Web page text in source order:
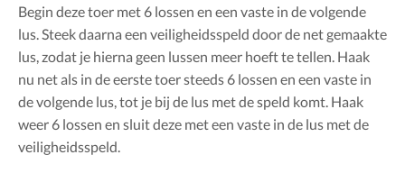
Begin deze toer met 6 lossen en een vaste in de volgende
lus. Steek daarna een veiligheidsspeld door de net gemaakte
lus, zodat je hierna geen lussen meer hoeft te tellen. Haak
nu net als in de eerste toer steeds 6 lossen en een vaste in
de volgende lus, tot je bij de lus met de speld komt. Haak
weer 6 lossen en sluit deze met een vaste in de lus met de
veiligheidsspeld.